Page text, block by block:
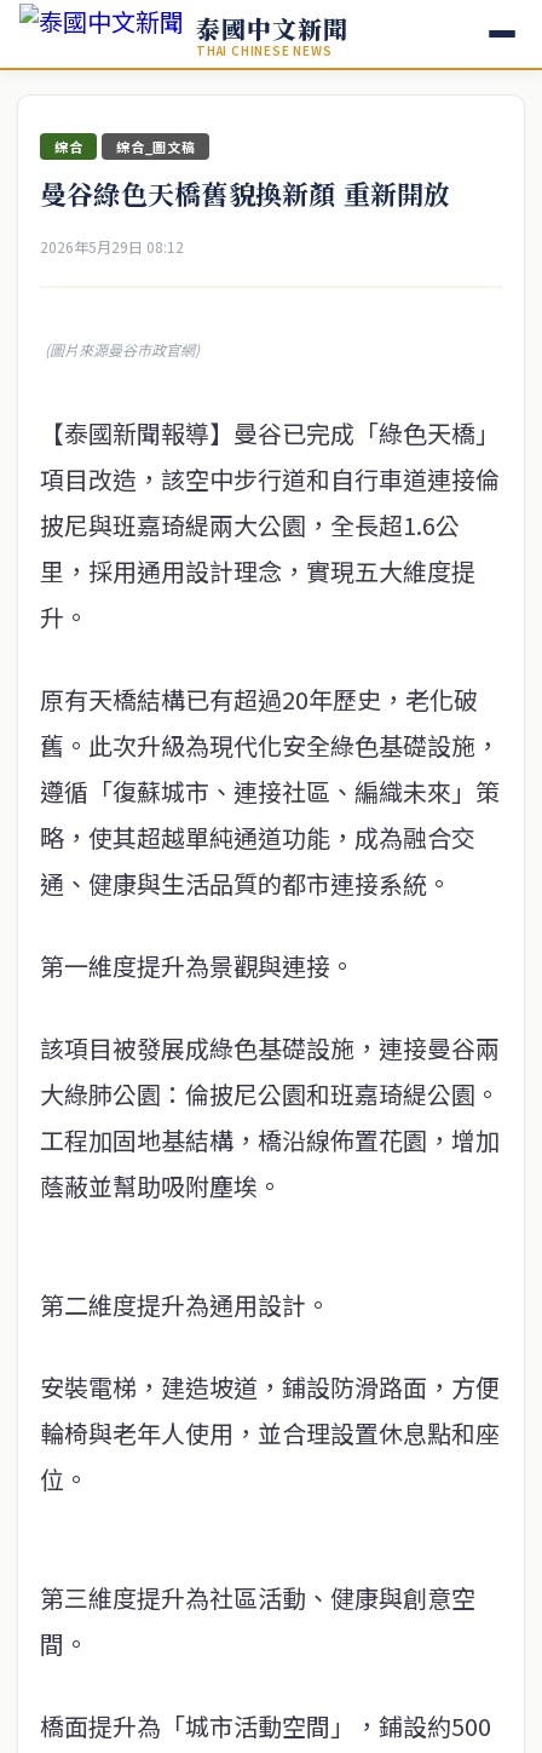
泰國中文新聞
THAI CHINESE NEWS
綜合 綜合_圖文稿
曼谷綠色天橋舊貌換新顏 重新開放
2026年5月29日 08:12
(圖片來源曼谷市政官網)
【泰國新聞報導】曼谷已完成「綠色天橋」
項目改造，該空中步行道和自行車道連接倫
披尼與班嘉琦緹兩大公園，全長超1.6公
里，採用通用設計理念，實現五大維度提
升。
原有天橋結構已有超過20年歷史，老化破
舊。此次升級為現代化安全綠色基礎設施，
遵循「復蘇城市、連接社區、編織未來」策
略，使其超越單純通道功能，成為融合交
通、健康與生活品質的都市連接系統。
第一維度提升為景觀與連接。
該項目被發展成綠色基礎設施，連接曼谷兩
大綠肺公園：倫披尼公園和班嘉琦緹公園。
工程加固地基結構，橋沿線佈置花園，增加
蔭蔽並幫助吸附塵埃。
第二維度提升為通用設計。
安裝電梯，建造坡道，鋪設防滑路面，方便
輪椅與老年人使用，並合理設置休息點和座
位。
第三維度提升為社區活動、健康與創意空
間。
橋面提升為「城市活動空間」，鋪設約500